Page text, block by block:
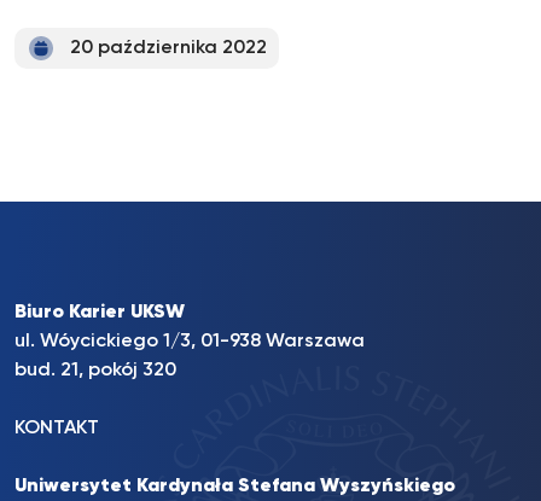
20 października 2022
Biuro Karier UKSW
ul. Wóycickiego 1/3, 01-938 Warszawa
bud. 21, pokój 320
KONTAKT
Uniwersytet Kardynała Stefana Wyszyńskiego